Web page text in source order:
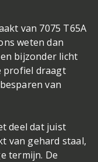
van 7075 T65A
weten dan
bijzonder licht
profiel draagt
van
deel dat juist
van gehard staal,
termijn. De